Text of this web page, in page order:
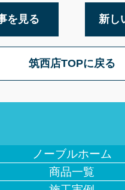
を見る 新し
筑西店TOPに戻る
ノーブルホーム
商品一覧